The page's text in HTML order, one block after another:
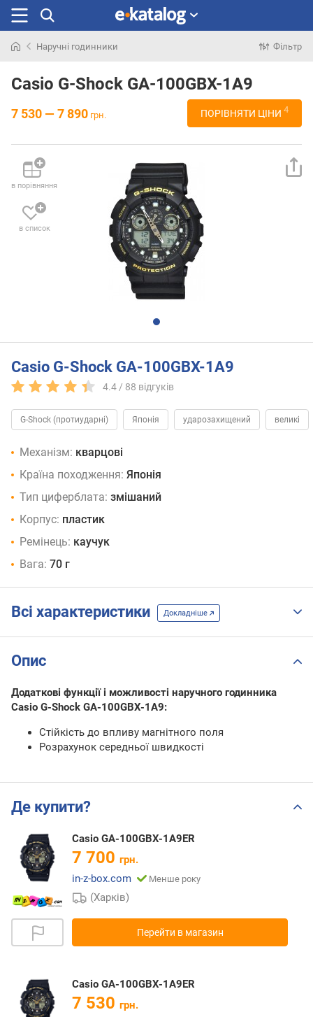
раніше
Наручні годинники Фільтр
Casio G-Shock GA-100GBX-1A9
7 530 — 7 890 грн. ПОРІВНЯТИ ЦІНИ 4
в порівняння
в список
Casio G-Shock GA-100GBX-1A9
4.4 / 88 відгуків
G-Shock (протиударні) Японія ударозахищений великі
Механізм: кварцові
Країна походження: Японія
Тип циферблата: змішаний
Корпус: пластик
Ремінець: каучук
Вага: 70 г
Всі характеристики Докладніше
Опис
Додаткові функції і можливості наручного годинника
Casio G-Shock GA-100GBX-1A9:
Стійкість до впливу магнітного поля
Розрахунок середньої швидкості
Де купити?
Casio GA-100GBX-1A9ER
7 700 грн.
in-z-box.com
Менше року
(Харків)
Перейти в магазин
Casio GA-100GBX-1A9ER
7 530 грн.